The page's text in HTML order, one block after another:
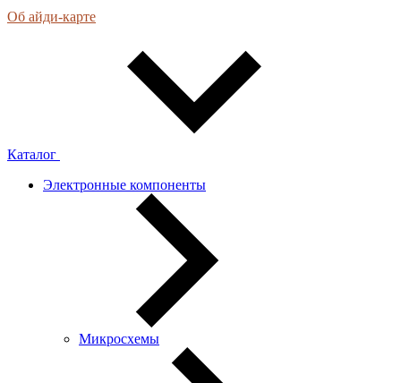
Об айди-карте
Каталог
Электронные компоненты
Микросхемы